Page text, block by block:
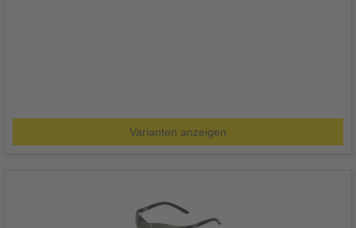
Varianten anzeigen